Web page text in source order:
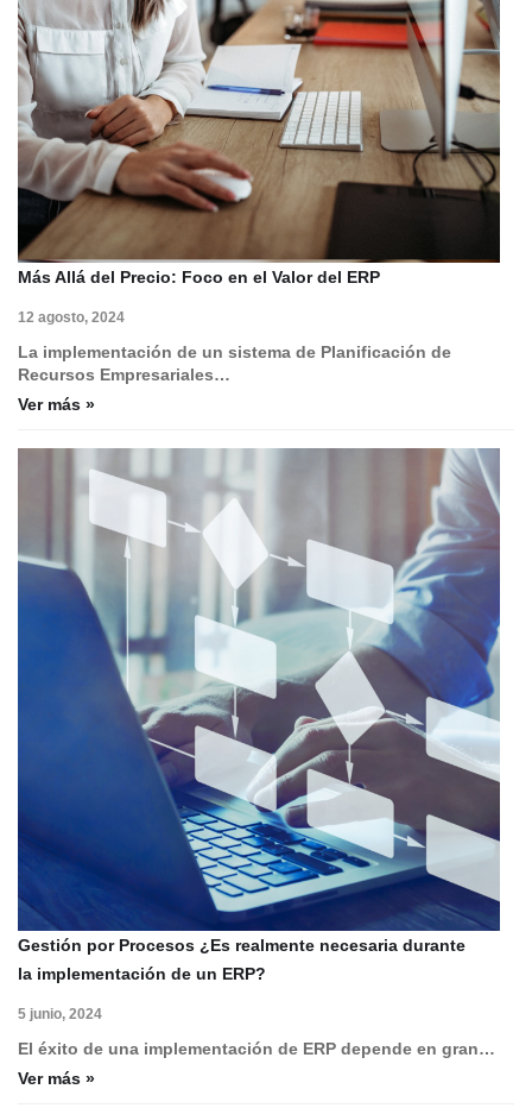
Más Allá del Precio: Foco en el Valor del ERP
12 agosto, 2024
La implementación de un sistema de Planificación de
Recursos Empresariales…
Ver más »
Gestión por Procesos ¿Es realmente necesaria durante
la implementación de un ERP?
5 junio, 2024
El éxito de una implementación de ERP depende en gran…
Ver más »